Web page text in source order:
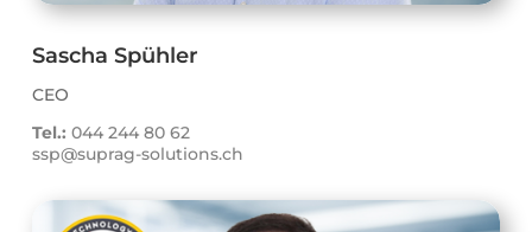
Sascha Spühler
CEO
Tel.: 044 244 80 62
ssp@suprag-solutions.ch